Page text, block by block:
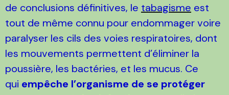
de conclusions définitives, le tabagisme est
tout de même connu pour endommager voire
paralyser les cils des voies respiratoires, dont
les mouvements permettent d’éliminer la
poussière, les bactéries, et les mucus. Ce
qui empêche l’organisme de se protéger